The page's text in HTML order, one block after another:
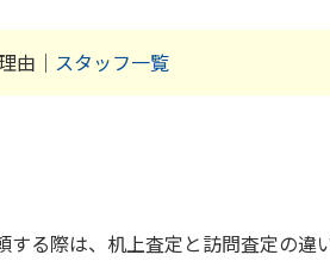
由｜ スタッフ一覧
する際は、机上査定と訪問査定の